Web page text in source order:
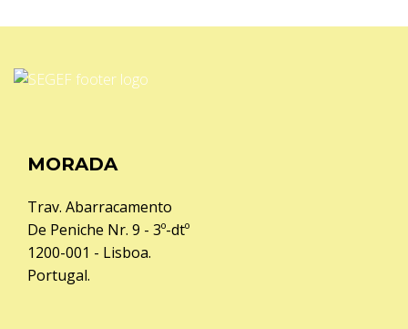
MORADA
Trav. Abarracamento
De Peniche Nr. 9 - 3º-dtº
1200-001 - Lisboa.
Portugal.